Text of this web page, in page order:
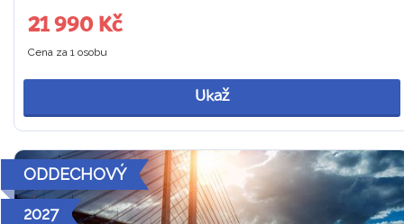
21 990 Kč
Cena za 1 osobu
Ukaž
ODDECHOVÝ
2027